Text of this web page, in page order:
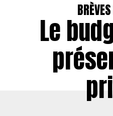
Le